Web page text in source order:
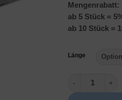
Mengenrabatt:
ab 5 Stück =
ab 10 Stück =
Länge
Lötpinzette